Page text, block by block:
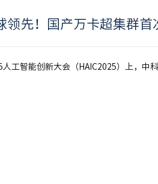
领先！国产万卡超集群首
工智能创新大会（HAIC2025）上，中科